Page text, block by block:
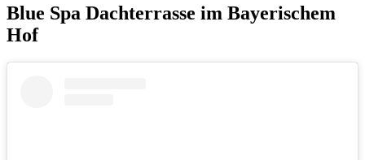
Blue Spa Dachterrasse im Bayerischem
Hof